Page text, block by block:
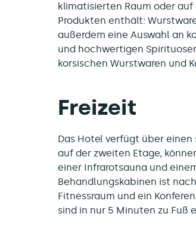
klimatisierten Raum oder
Produkten enthält:
außerdem eine Auswahl an
und hochwertigen
korsischen Wurstwaren und
Freizeit
Das Hotel verfügt über
auf der zweiten Etage,
einer Infrarotsauna und
Behandlungskabinen ist
Fitnessraum und ein
sind in nur 5 Minuten zu Fuß